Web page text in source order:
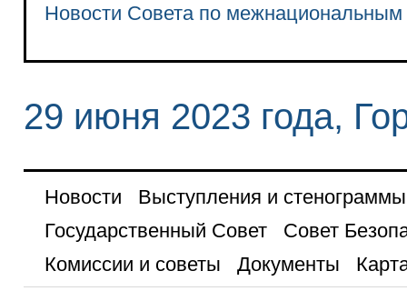
Новости Совета по
29 июня 2023 года,
Новости
Выступления и стенограммы
Государственный Совет
Совет
Комиссии и советы
Документы